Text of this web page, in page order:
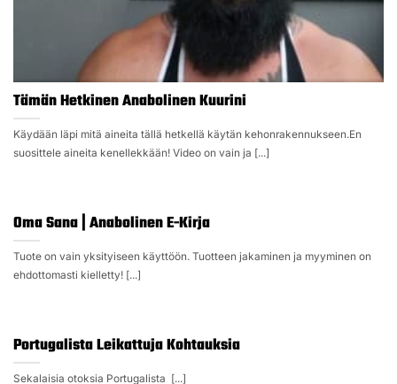
Tämän Hetkinen Anabolinen Kuurini
Käydään läpi mitä aineita tällä hetkellä käytän kehonrakennukseen.En
suosittele aineita kenellekkään! Video on vain ja [...]
Oma Sana | Anabolinen E-Kirja
Tuote on vain yksityiseen käyttöön. Tuotteen jakaminen ja myyminen on
ehdottomasti kielletty! [...]
Portugalista Leikattuja Kohtauksia
Sekalaisia otoksia Portugalista [...]